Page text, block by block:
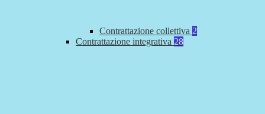
Contrattazione collettiva 2
Contrattazione integrativa 28